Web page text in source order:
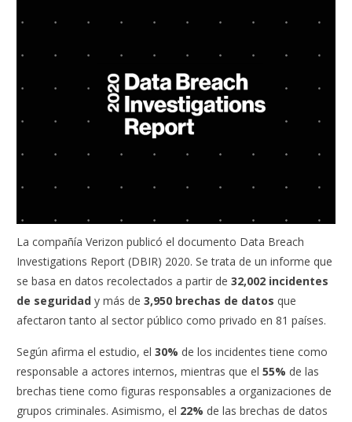
La compañía Verizon publicó el documento Data Breach
Investigations Report (DBIR) 2020. Se trata de un informe que
se basa en datos recolectados a partir de32,002 incidentes
de seguridad y más de3,950 brechas de datos que
afectaron tanto al sector público como privado en 81 países.
Según afirma el estudio, el 30% de los incidentes tiene como
responsable a actores internos, mientras que el55% de las
brechas tiene como figuras responsables a organizaciones de
grupos criminales. Asimismo, el 22% de las brechas de datos